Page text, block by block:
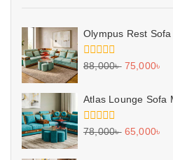
Olympus Rest
0
5
88,000৳ 75,000৳
Atlas Lounge Sofa
0
78,000৳ 65,000৳